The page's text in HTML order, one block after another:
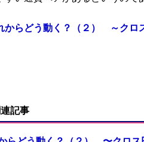
からどう動く？（２） ～クロ
記事